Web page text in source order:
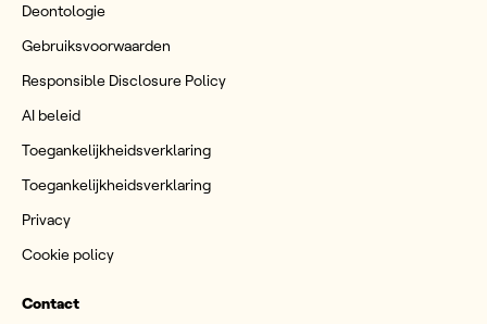
Deontologie
Gebruiksvoorwaarden
Responsible Disclosure Policy
AI beleid
Toegankelijkheidsverklaring
Toegankelijkheidsverklaring
Privacy
Cookie policy
Contact